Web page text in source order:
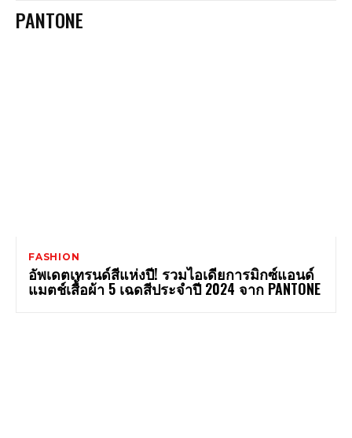
PANTONE
FASHION
อัพเดตเทรนด์สีแห่งปี! รวมไอเดียการมิกซ์แอนด์
แมตช์เสื้อผ้า 5 เฉดสีประจำปี 2024 จาก PANTONE